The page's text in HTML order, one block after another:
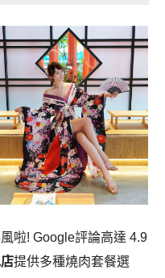
啦! Google評論高達 4.9
提供多種燒肉套餐選